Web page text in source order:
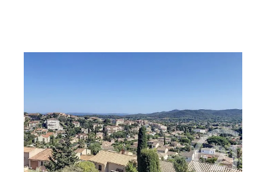
Maison à vendre
399 000 €
Visiter le site dédié